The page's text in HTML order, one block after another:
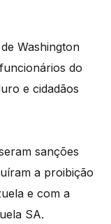
Washington
do
e cidadãos
sanções
a proibição
e com a
SA.